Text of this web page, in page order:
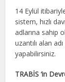
14 Eylül
sistem, hızlı
adlarına sahip
uzantılı alan
yapabilirsiniz.
TRABİS ‘in